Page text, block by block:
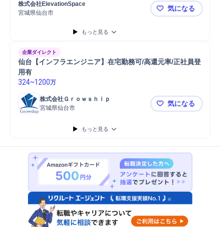
株式会社ElevationSpace
宮城県仙台市
【仙台】地
気になる
もっと見る
企業ダイレクト
仙台【インフラエンジニア】在宅勤務可/高還元率/正社員登
用有
324~1200万
株式会社Ｇｒｏｗｓｈｉｐ
宮城県仙台市
仙台【イン
気になる
もっと見る